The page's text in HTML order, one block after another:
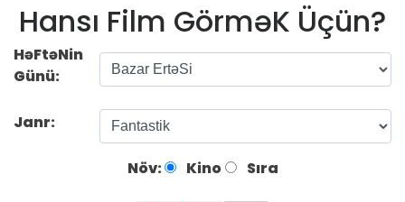
Hansı Film GörməK Üçün?
HəFtəNin
Günü:
Janr:
Növ: Kino Sıra